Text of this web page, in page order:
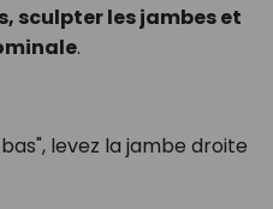
sculpter les jambes et
.
levez la jambe droite